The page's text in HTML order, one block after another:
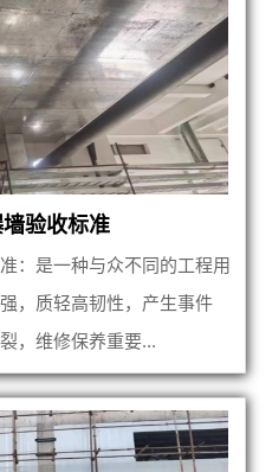
验收标准
：是一种与众不同的工程用
，质轻高韧性，产生事件
，维修保养重要...